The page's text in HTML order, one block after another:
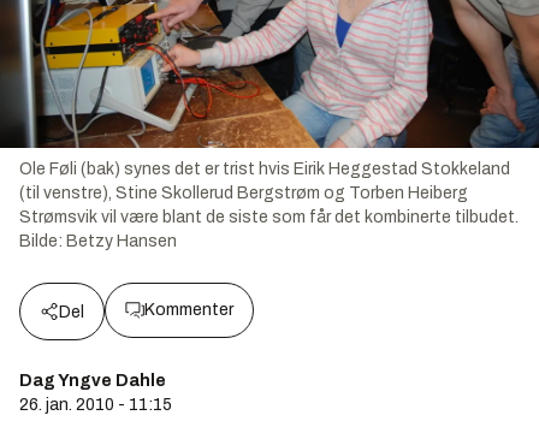
Ole Føli (bak) synes det er trist hvis Eirik Heggestad Stokkeland
(til venstre), Stine Skollerud Bergstrøm og Torben Heiberg
Strømsvik vil være blant de siste som får det kombinerte tilbudet.
Bilde: Betzy Hansen
Del Kommenter
Dag Yngve Dahle
26. jan. 2010 - 11:15